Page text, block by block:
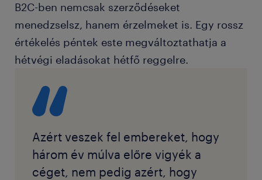
B2C-ben nemcsak szerződéseket
menedzselsz, hanem érzelmeket is. Egy rossz
értékelés péntek este megváltoztathatja a
hétvégi eladásokat hétfő reggelre.
Azért veszek fel embereket, hogy
három év múlva előre vigyék a
céget, nem pedig azért, hogy